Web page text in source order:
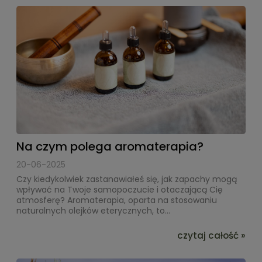
Na czym polega aromaterapia?
20-06-2025
Czy kiedykolwiek zastanawiałeś się, jak zapachy mogą
wpływać na Twoje samopoczucie i otaczającą Cię
atmosferę? Aromaterapia, oparta na stosowaniu
naturalnych olejków eterycznych, to...
czytaj całość »